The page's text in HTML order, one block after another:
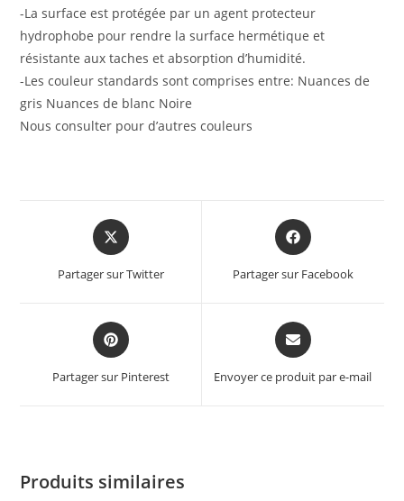
-La surface est protégée par un agent protecteur
hydrophobe pour rendre la surface hermétique et
résistante aux taches et absorption d’humidité.
-Les couleur standards sont comprises entre: Nuances de
gris Nuances de blanc Noire
Nous consulter pour d’autres couleurs
Partager sur Twitter Partager sur Facebook
Partager sur Pinterest Envoyer ce produit par e-mail
Produits similaires